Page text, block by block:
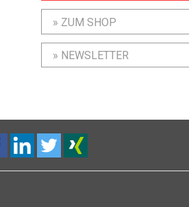
» ZUM SHOP
» NEWSLETTER